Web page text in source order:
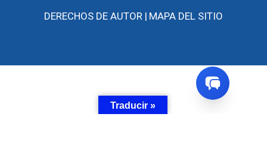
DERECHOS DE AUTOR | MAPA DEL SITIO
Traducir »